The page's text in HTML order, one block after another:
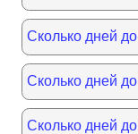
Сколько дней
Сколько дней
Сколько дней